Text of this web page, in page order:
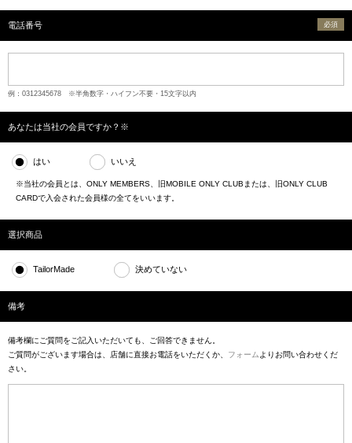
電話番号 必須
例：0312345678 ※半角数字・ハイフン不要・15文字以内
あなたは当社の会員ですか？※
はい いいえ
※当社の会員とは、ONLY MEMBERS、旧MOBILE ONLY CLUBまたは、旧ONLY CLUB
CARDで入会された会員様の全てをいいます。
選択商品
TailorMade 決めていない
備考
備考欄にご質問をご記入いただいても、ご回答できません。
ご質問がございます場合は、店舗に直接お電話をいただくか、 フォーム よりお問い合わせくだ
さい。